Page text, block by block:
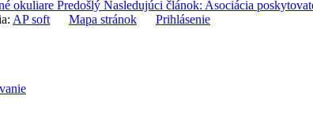
okuliare Predošlý Nasledujúci článok: Asociácia
AP soft Mapa stránok Prihlásenie